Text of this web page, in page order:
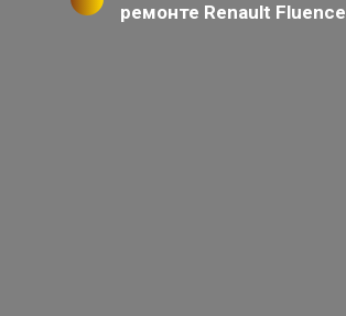
ремонте Renault Fluence